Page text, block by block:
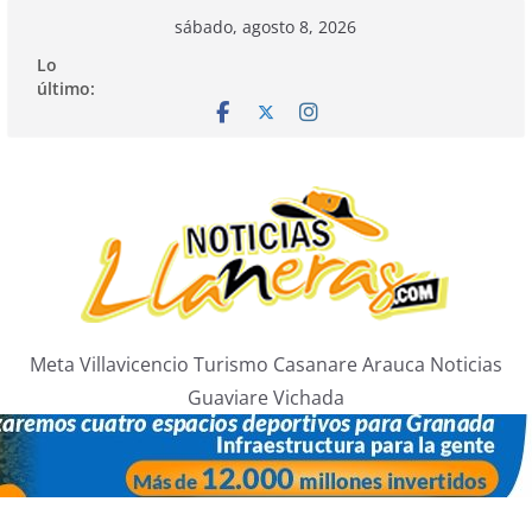
contenido
sábado, agosto 8, 2026
Lo
último:
Meta Villavicencio Turismo Casanare Arauca Noticias
Guaviare Vichada